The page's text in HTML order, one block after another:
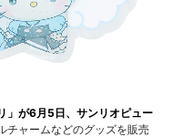
」が6月5日、サンリオピュー
チャームなどのグッズを販売